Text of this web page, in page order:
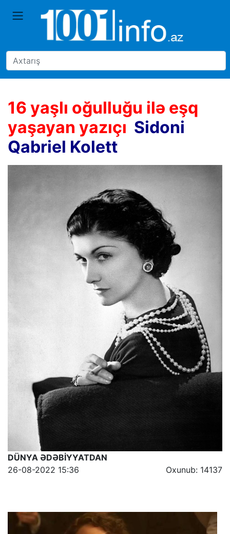
16 yaşlı oğulluğu ilə eşq
yaşayan yazıçı Sidoni
Qabriel Kolett
DÜNYA ƏDƏBİYYATDAN
Oxunub: 14137
26-08-2022 15:36